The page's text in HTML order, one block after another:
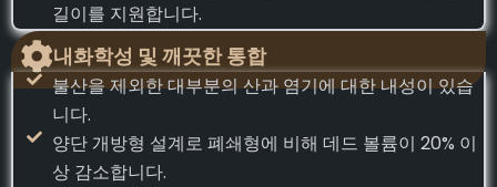
길이를 지원합니다.
내화학성 및 깨끗한 통합
불산을 제외한 대부분의 산과 염기에 대한 내성이 있습
니다.
양단 개방형 설계로 폐쇄형에 비해 데드 볼륨이 20% 이
상 감소합니다.